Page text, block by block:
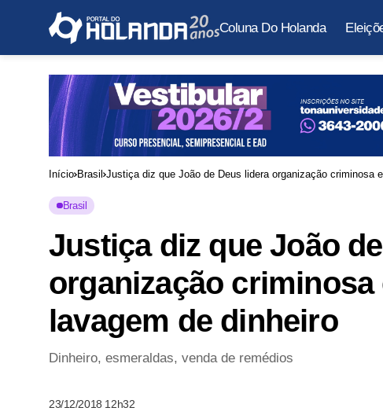
Coluna Do Holanda
Início Brasil Justiça diz que João de Deus lidera organização criminosa
Brasil
Justiça diz que João
organização
lavagem de dinheiro
Dinheiro, esmeraldas, venda de remédios
23/12/2018 12h32